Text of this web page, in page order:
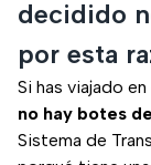
decidido
por esta
Si has viajado en
no hay botes
Sistema de